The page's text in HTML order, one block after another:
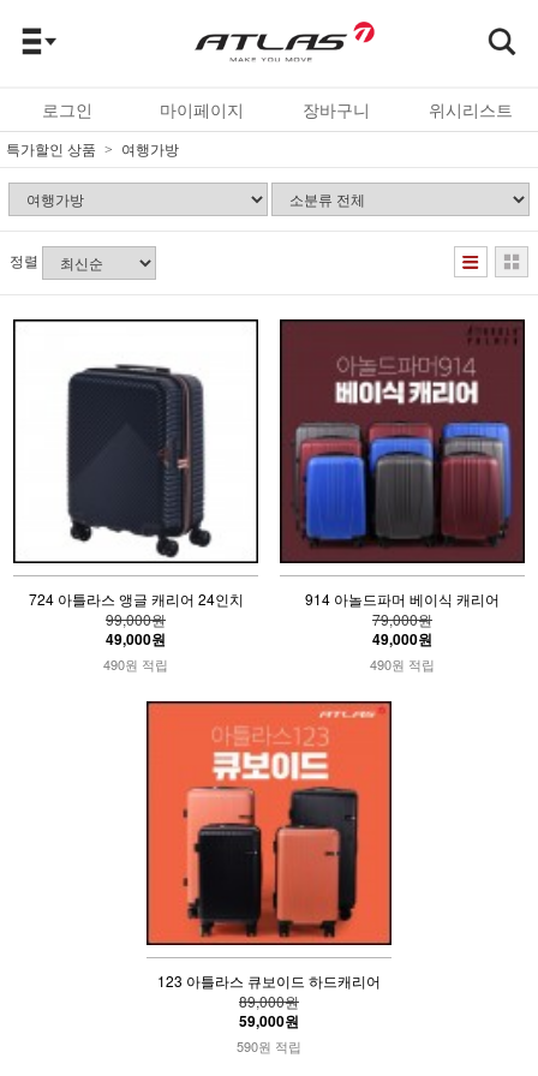
로그인 마이페이지 장바구니 위시리스트
특가할인 상품 여행가방
정렬
724 아틀라스 앵글 캐리어 24인치
99,000원
49,000원
490원 적립
914 아놀드파머 베이식 캐리어
79,000원
49,000원
490원 적립
123 아틀라스 큐보이드 하드캐리어
89,000원
59,000원
590원 적립